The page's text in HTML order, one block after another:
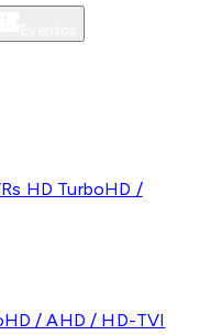
HD TurboHD /
/ AHD / HD-TVI